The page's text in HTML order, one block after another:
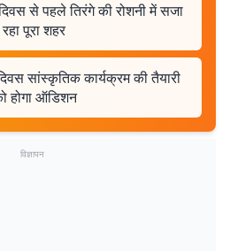
से पहले तिरंगे की रोशनी में सजा
पूरा शहर
सांस्कृतिक कार्यक्रम की तैयारी
होगा ऑडिशन
विज्ञापन